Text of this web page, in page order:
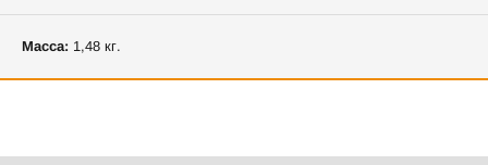
Масса: 1,48 кг.